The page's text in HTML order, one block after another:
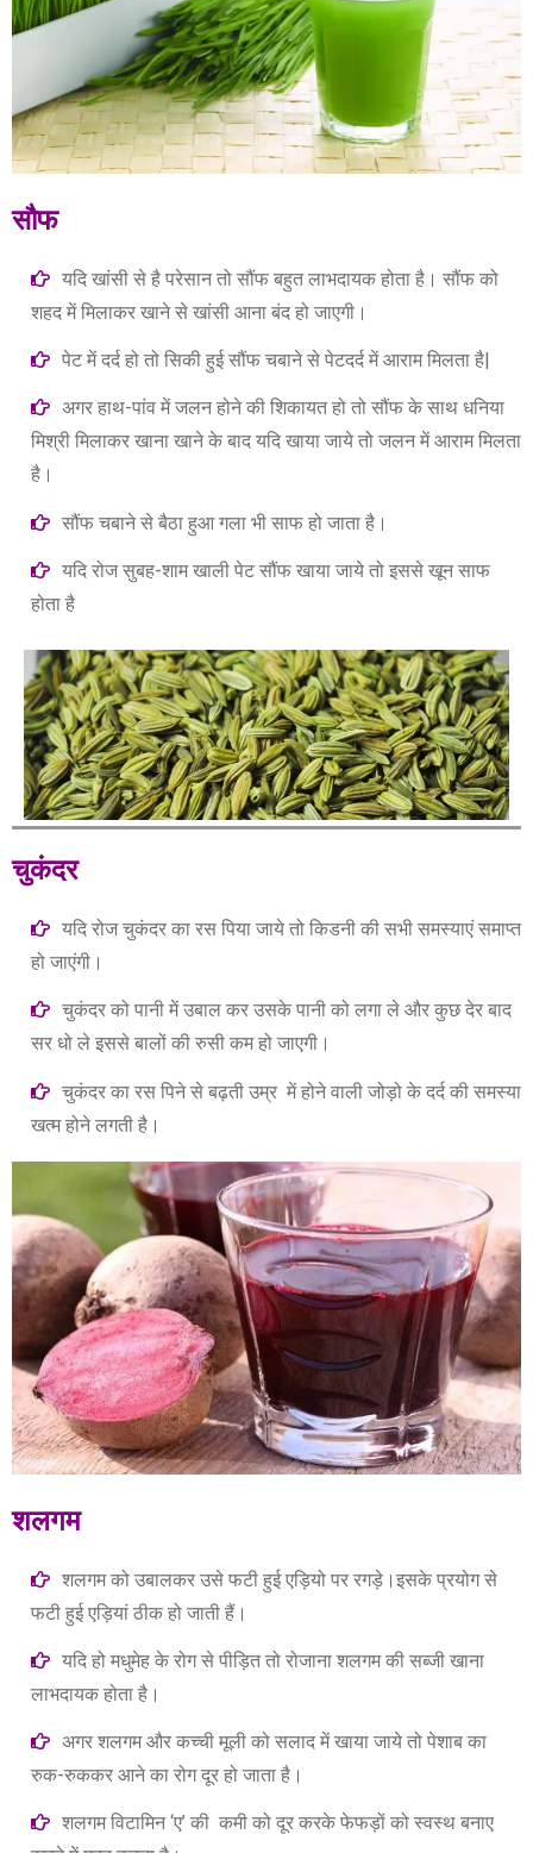
सौफ
यदि खांसी से है परेसान तो सौंफ बहुत लाभदायक होता है। सौंफ को
शहद में मिलाकर खाने से खांसी आना बंद हो जाएगी।
पेट में दर्द हो तो सिकी हुई सौंफ चबाने से पेटदर्द में आराम मिलता है|
अगर हाथ-पांव में जलन होने की शिकायत हो तो सौंफ के साथ धनिया
मिश्री मिलाकर खाना खाने के बाद यदि खाया जाये तो जलन में आराम मिलता
है।
सौंफ चबाने से बैठा हुआ गला भी साफ हो जाता है।
यदि रोज सुबह-शाम खाली पेट सौंफ खाया जाये तो इससे खून साफ
होता है
चुकंदर
यदि रोज चुकंदर का रस पिया जाये तो किडनी की सभी समस्याएं समाप्त
हो जाएंगी।
चुकंदर को पानी में उबाल कर उसके पानी को लगा ले और कुछ देर बाद
सर धो ले इससे बालों की रुसी कम हो जाएगी।
चुकंदर का रस पिने से बढ़ती उम्र में होने वाली जोड़ो के दर्द की समस्या
खत्म होने लगती है।
शलगम
शलगम को उबालकर उसे फटी हुई एड़ियो पर रगड़े।इसके प्रयोग से
फटी हुई एड़ियां ठीक हो जाती हैं।
यदि हो मधुमेह के रोग से पीड़ित तो रोजाना शलगम की सब्जी खाना
लाभदायक होता है।
अगर शलगम और कच्ची मूली को सलाद में खाया जाये तो पेशाब का
रुक-रुककर आने का रोग दूर हो जाता है।
शलगम विटामिन ‘ए’ की कमी को दूर करके फेफड़ों को स्‍वस्‍थ बनाए